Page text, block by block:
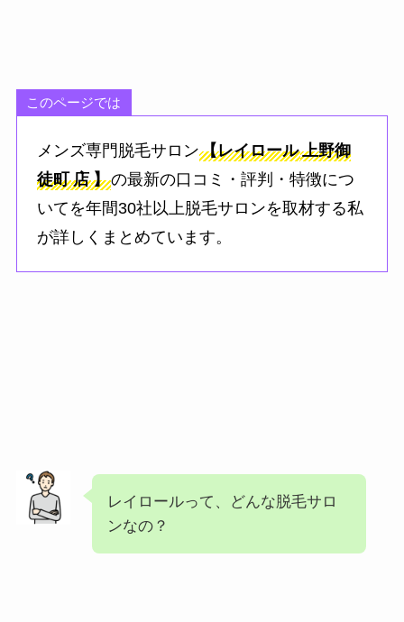
このページでは
メンズ専門脱毛サロン【レイロール 上野御
徒町 店 】の最新の口コミ・評判・特徴につ
いてを年間30社以上脱毛サロンを取材する私
が詳しくまとめています。
レイロールって、どんな脱毛サロ
ンなの？